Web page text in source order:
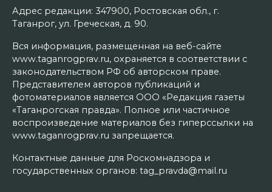
Адрес редакции: 347900, Ростовская обл., г.
Таганрог, ул. Греческая, д. 90.
Вся информация, размещенная на веб-сайте
www.taganrogprav.ru, охраняется в соответствии с
законодательством РФ об авторском праве.
Представителем авторов публикаций и
фотоматериалов является ООО «Редакция газеты
«Таганрогская правда». Полное или частичное
воспроизведение материалов без гиперссылки на
www.taganrogprav.ru запрещается.
Контактные данные для Роскомнадзора и
государственных органов: tag_pravda@mail.ru